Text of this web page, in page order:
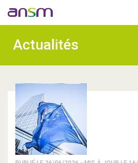
Actualités